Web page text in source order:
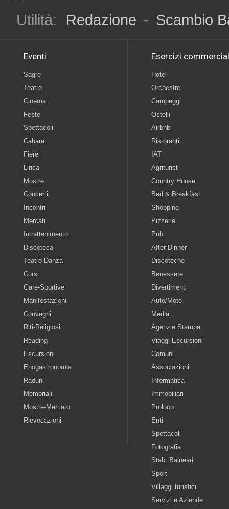
Utilità:
Redazione - Scambio
Eventi
Sagre
Teatro
Cinema
Feste
Spettacoli
Cabaret
Fiere
Lirica
Mostre
Concerti
Incontri
Mercati
Intrattenimento
Discoteca
Teatro-Danza
Corsi
Gare-Sportive
Manifestazioni
Convegni
Riti-Religiosi
Reading
Escursioni
Enogastronomia
Raduni
Memoriali
Mostre-Mercato
Rievocazioni
Esercizi
Hotel
Orchestre
Campeggi
Ostelli
Airbnb
Ristoranti
IAT
Agriturist
Country House
Bed & Breakfast
Shopping
Pizzerie
Pub
After Dinner
Discoteche
Benessere
Divertimenti
Auto/Moto
Media
Agenzie Stampa
Viaggi Escursioni
Comuni
Associazioni
Informatica
Immobiliari
Proloco
Enti
Spettacoli
Fotografia
Stab. Balneari
Sport
Villaggi turistici
Servizi e Aziende